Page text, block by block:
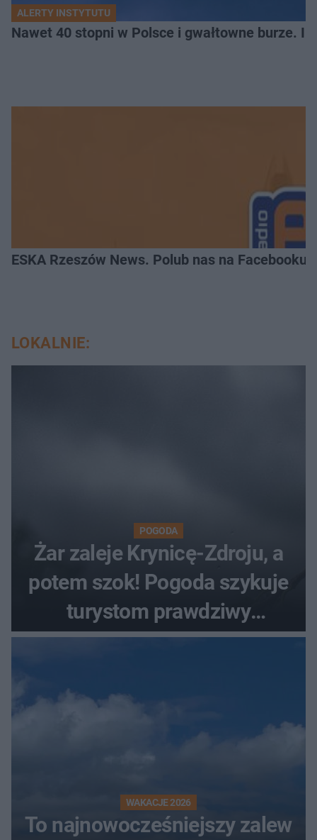
ALERTY INSTYTUTU
Nawet 40 stopni w Polsce i gwałtowne burze.
ESKA Rzeszów News. Polub nas na Facebooku!
LOKALNIE:
POGODA
Żar zaleje Krynicę-Zdroju, a
potem szok! Pogoda szykuje
turystom prawdziwy
rollercoaster
WAKACJE 2026
To najnowocześniejszy zalew